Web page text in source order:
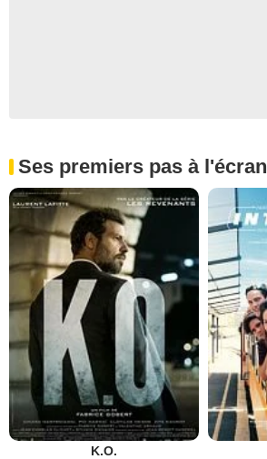
Ses premiers pas à l'écran
K.O.